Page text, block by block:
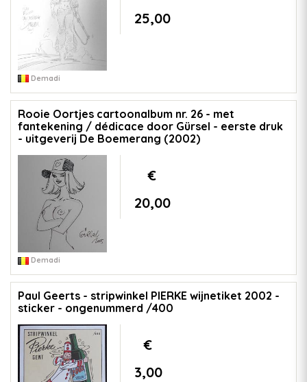
25,00
Demadi
Rooie Oortjes cartoonalbum nr. 26 - met
fantekening / dédicace door Gürsel - eerste druk
- uitgeverij De Boemerang (2002)
€
20,00
Demadi
Paul Geerts - stripwinkel PIERKE wijnetiket 2002 -
sticker - ongenummerd /400
€
3,00